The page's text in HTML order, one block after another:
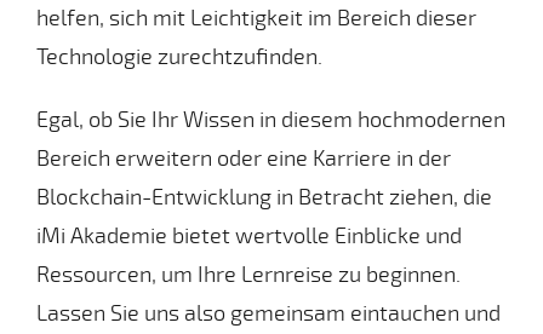
helfen, sich mit Leichtigkeit im Bereich dieser
Technologie zurechtzufinden.
Egal, ob Sie Ihr Wissen in diesem hochmodernen
Bereich erweitern oder eine Karriere in der
Blockchain-Entwicklung in Betracht ziehen, die
iMi Akademie bietet wertvolle Einblicke und
Ressourcen, um Ihre Lernreise zu beginnen.
Lassen Sie uns also gemeinsam eintauchen und